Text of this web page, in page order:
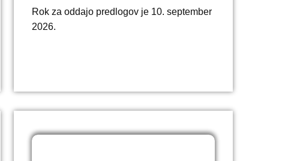
Rok za oddajo predlogov je 10. september
2026.